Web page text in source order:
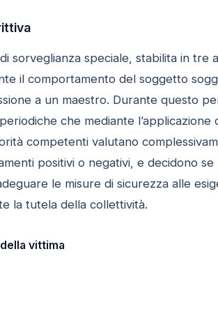
sorveglianza speciale, stabilita in
il comportamento del soggetto
a un maestro. Durante questo
che mediante l’applicazione
competenti valutano
positivi o negativi, e decidono
le misure di sicurezza alle
la tutela della collettività.
vittima